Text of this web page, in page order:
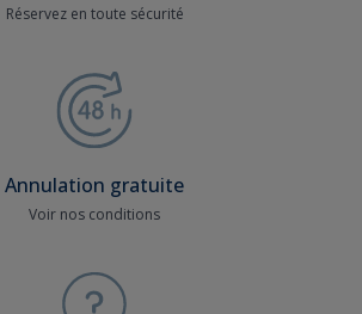
Réservez en toute sécurité
Annulation gratuite
Voir nos conditions